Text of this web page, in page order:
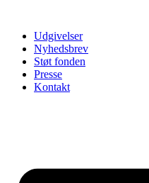
Udgivelser
Nyhedsbrev
Støt fonden
Presse
Kontakt